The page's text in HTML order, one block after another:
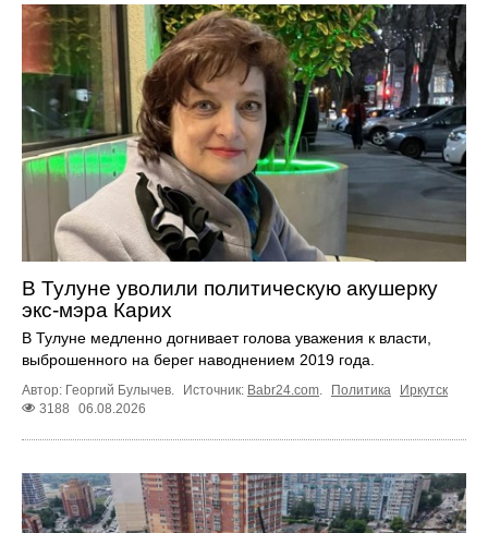
В Тулуне уволили политическую акушерку
экс-мэра Карих
В Тулуне медленно догнивает голова уважения к власти,
выброшенного на берег наводнением 2019 года.
Автор: Георгий Булычев. Источник: Babr24.com. Политика
Иркутск
3188
06.08.2026